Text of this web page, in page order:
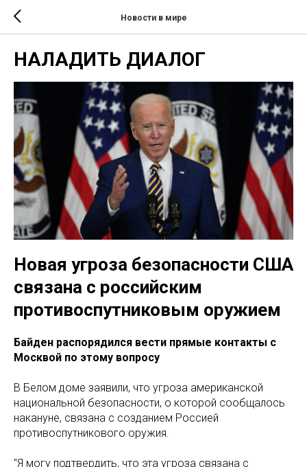
Новости в мире
НАЛАДИТЬ ДИАЛОГ
Новая угроза безопасности США
связана с российским
противоспутниковым оружием
Байден распорядился вести прямые контакты с
Москвой по этому вопросу
В Белом доме заявили, что угроза американской
национальной безопасности, о которой сообщалось
накануне, связана с созданием Россией
противоспутникового оружия.
"Я могу подтвердить, что эта угроза связана с